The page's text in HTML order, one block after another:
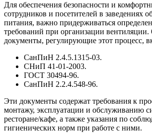
Для обеспечения безопасности и
сотрудников и посетителей в заведениях
питания, важно придерживаться
требований при организации
документы, регулирующие этот процесс,
СанПиН 2.4.5.1315-03.
СНиП 41-01-2003.
ГОСТ 30494-96.
СанПиН 2.2.4.548-96.
Эти документы содержат требования к
монтажу, эксплуатации и обслуживанию
ресторане/кафе, а также указания по
гигиенических норм при работе с ними.